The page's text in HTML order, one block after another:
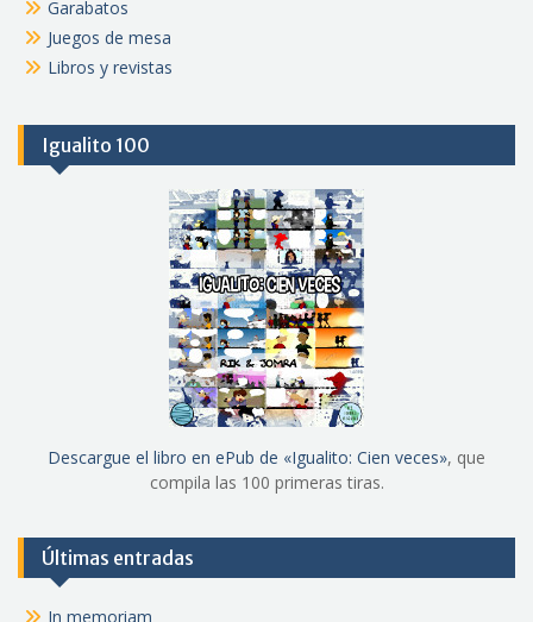
Garabatos
Juegos de mesa
Libros y revistas
Igualito 100
Descargue el libro en ePub de «Igualito: Cien veces», que
compila las 100 primeras tiras.
Últimas entradas
In memoriam